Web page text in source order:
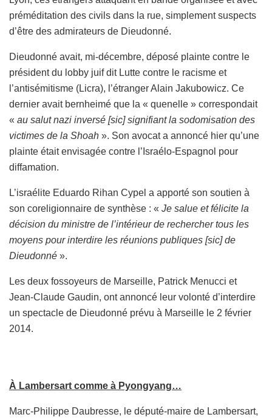
préméditation des civils dans la rue, simplement suspects
d’être des admirateurs de Dieudonné.
Dieudonné avait, mi-décembre, déposé plainte contre le
président du lobby juif dit Lutte contre le racisme et
l’antisémitisme (Licra), l’étranger Alain Jakubowicz. Ce
dernier avait bernheimé que la « quenelle » correspondait
« au salut nazi inversé [sic] signifiant la sodomisation des
victimes de la Shoah ». Son avocat a annoncé hier qu’une
plainte était envisagée contre l’Israélo-Espagnol pour
diffamation.
L’israélite Eduardo Rihan Cypel a apporté son soutien à
son coreligionnaire de synthèse : « Je salue et félicite la
décision du ministre de l’intérieur de rechercher tous les
moyens pour interdire les réunions publiques [sic] de
Dieudonné ».
Les deux fossoyeurs de Marseille, Patrick Menucci et
Jean-Claude Gaudin, ont annoncé leur volonté d’interdire
un spectacle de Dieudonné prévu à Marseille le 2 février
2014.
À Lambersart comme à Pyongyang…
Marc-Philippe Daubresse, le député-maire de Lambersart,